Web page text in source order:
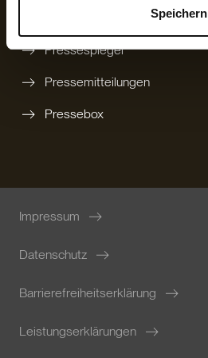
Speichern
Pressespiegel
Pressemitteilungen
Pressebox
Impressum
Datenschutz
Barrierefreiheitserklärung
Leistungserklärungen